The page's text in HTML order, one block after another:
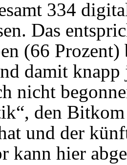
334
Das
(66
damit
nicht
den
und der
kann hier